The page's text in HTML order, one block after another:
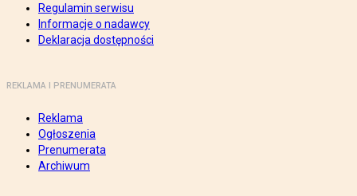
Regulamin serwisu
Informacje o nadawcy
Deklaracja dostępności
REKLAMA I PRENUMERATA
Reklama
Ogłoszenia
Prenumerata
Archiwum